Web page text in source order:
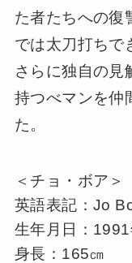
た者たちへの復
では太刀打ちで
さらに独自の見
持つべマンを仲
た。
＜チョ・ボア＞
英語表記：Jo
生年月日：
身長：165㎝